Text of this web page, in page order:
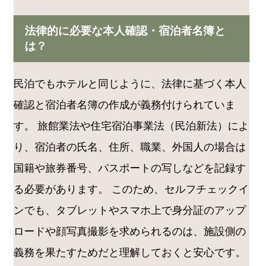
法律的に必要な本人確認・宿泊者名簿と
は？
民泊でもホテルと同じように、法律に基づく本人
確認と宿泊者名簿の作成が義務付けられていま
す。 旅館業法や住宅宿泊事業法（民泊新法）によ
り、宿泊者の氏名、住所、職業、外国人の場合は
国籍や旅券番号、パスポートの写しなどを記録す
る必要があります。 このため、セルフチェックイ
ンでも、タブレットやスマホ上で身分証のアップ
ロードや顔写真撮影を求められるのは、施設側の
義務を果たすためだと理解しておくと安心です。